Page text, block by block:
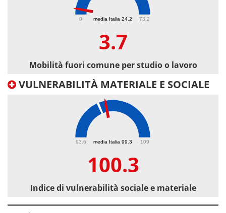
media Italia 24.2
0 73.2
3.7
Mobilità fuori comune per studio o lavoro
VULNERABILITÀ MATERIALE E SOCIALE
media Italia 99.3
93.6 109
100.3
Indice di vulnerabilità sociale e materiale